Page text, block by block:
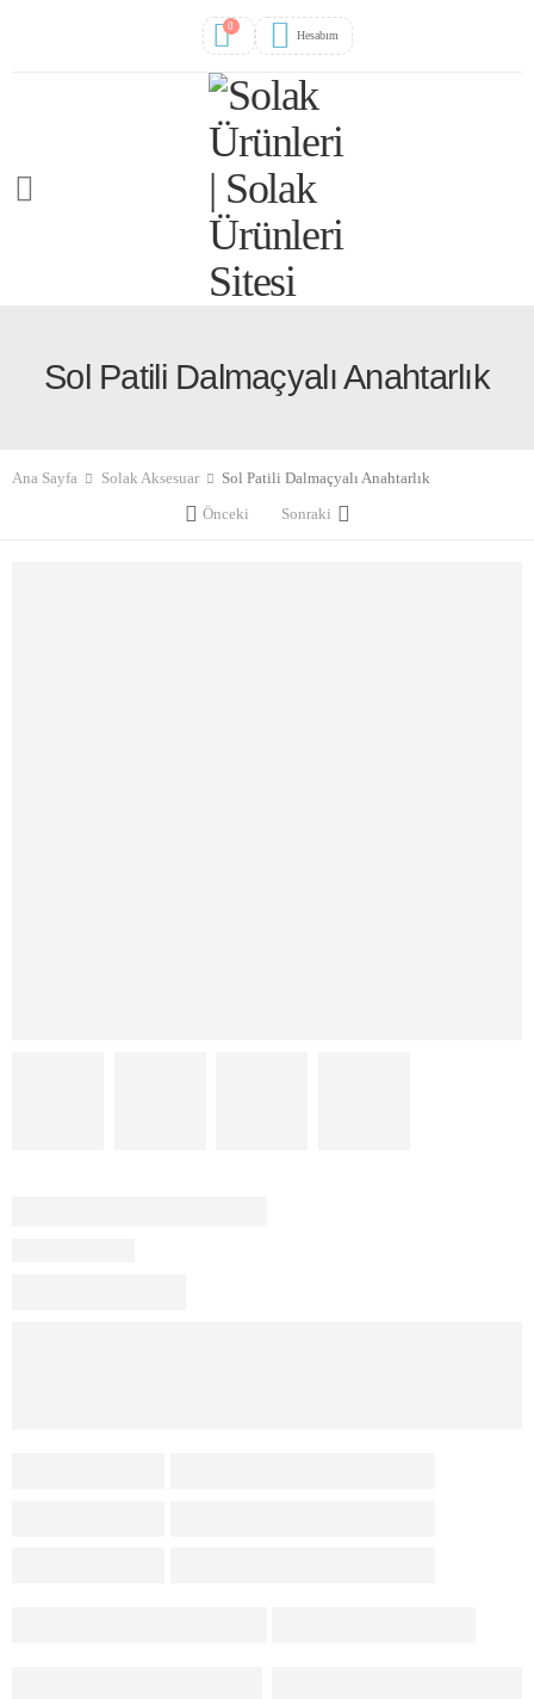
0
Hesabım
Sol Patili Dalmaçyalı Anahtarlık
Ana Sayfa Solak Aksesuar Sol Patili Dalmaçyalı Anahtarlık
Önceki Sonraki